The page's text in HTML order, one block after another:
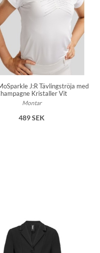
J:R Tävlingströja med
Kristaller Vit
Montar
489 SEK